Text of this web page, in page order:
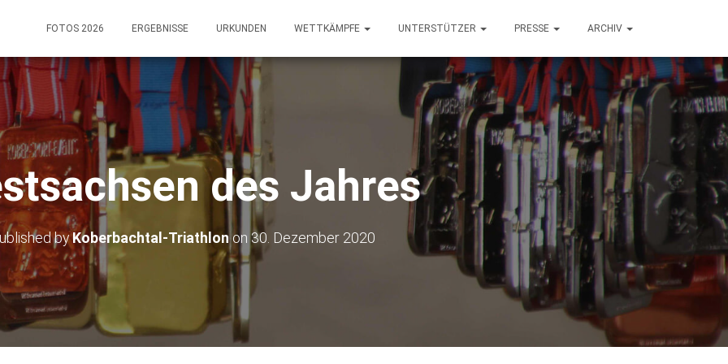
FOTOS 2026 ERGEBNISSE URKUNDEN WETTKÄMPFE UNTERSTÜTZER PRESSE ARCHIV
des Jahres
byKoberbachtal-Triathlon on 30. Dezember 2020